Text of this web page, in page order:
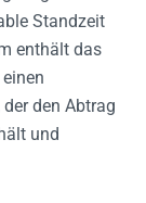
Standzeit
enthält das
der den Abtrag
und